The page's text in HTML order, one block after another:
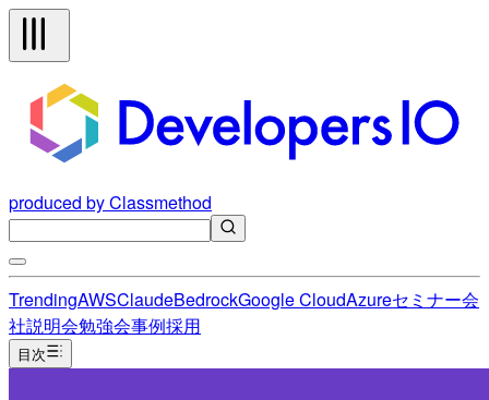
produced by Classmethod
TrendingAWSClaudeBedrockGoogle CloudAzureセミナー会
社説明会勉強会事例採用
目次